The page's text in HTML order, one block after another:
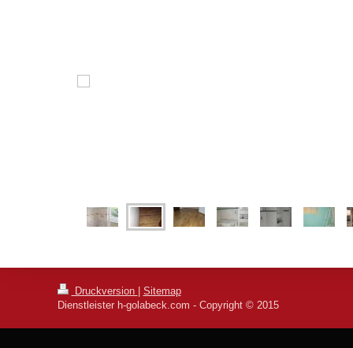
Druckversion
Sitemap
Dienstleister h-golabeck.com - Copyright © 2015